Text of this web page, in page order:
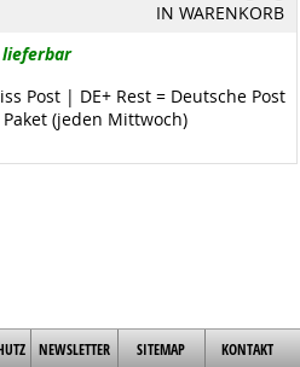
IN WARENKORB
Post | DE+ Rest = Deutsche Post
Paket (jeden Mittwoch)
NEWSLETTER SITEMAP KONTAKT